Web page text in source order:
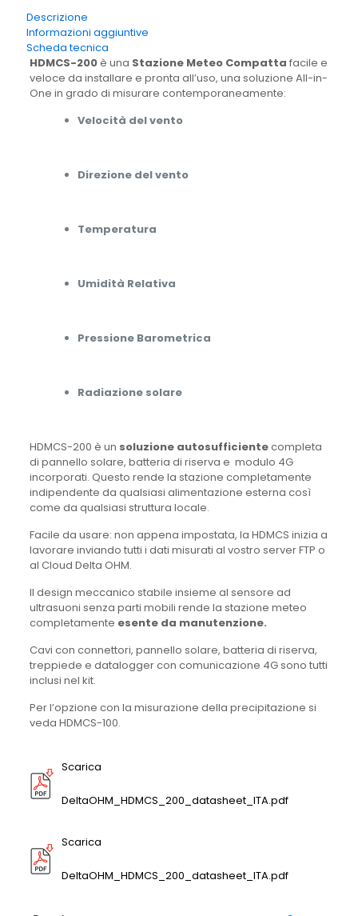
Descrizione
Informazioni aggiuntive
Scheda tecnica
HDMCS-200è una Stazione Meteo Compatta facile e
veloce da installare e pronta all’uso, una soluzione All-in-
One in grado di misurare contemporaneamente:
Velocità del vento
Direzione del vento
Temperatura
Umidità Relativa
Pressione Barometrica
Radiazione solare
HDMCS-200 è un soluzione autosufficientecompleta
di pannello solare, batteria di riserva e modulo 4G
incorporati. Questo rende la stazione completamente
indipendente da qualsiasi alimentazione esterna così
come da qualsiasi struttura locale.
Facile da usare: non appena impostata, la HDMCS inizia a
lavorare inviando tutti i dati misurati al vostro server FTP o
al Cloud Delta OHM.
Il design meccanico stabile insieme al sensore ad
ultrasuoni senza parti mobili rende la stazione meteo
completamente esente da manutenzione.
Cavi con connettori, pannello solare, batteria di riserva,
treppiede e datalogger con comunicazione 4G sono tutti
inclusi nel kit.
Per l’opzione con la misurazione della precipitazione si
veda HDMCS-100.
Scarica
DeltaOHM_HDMCS_200_datasheet_ITA.pdf
Scarica
DeltaOHM_HDMCS_200_datasheet_ITA.pdf